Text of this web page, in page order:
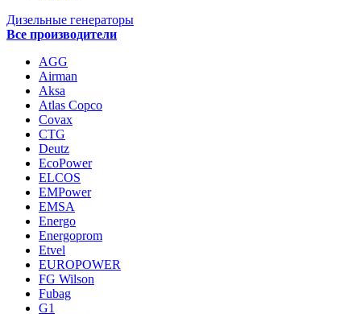
Дизельные генераторы
Все производители
AGG
Airman
Aksa
Atlas Copco
Covax
CTG
Deutz
EcoPower
ELCOS
EMPower
EMSA
Energo
Energoprom
Etvel
EUROPOWER
FG Wilson
Fubag
G1